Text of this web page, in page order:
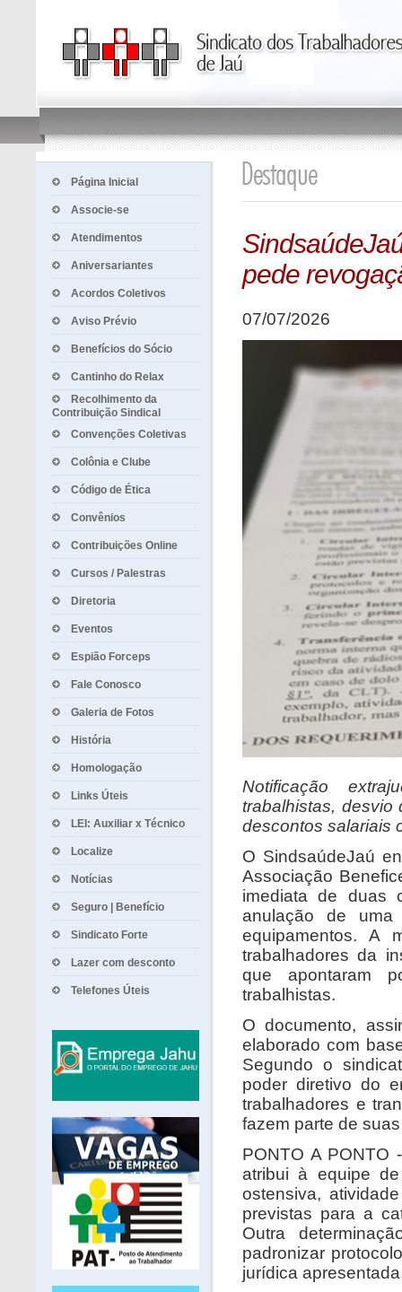
Página Inicial
Associe-se
Atendimentos
Aniversariantes
Acordos Coletivos
Aviso Prévio
Benefícios do Sócio
Cantinho do Relax
Recolhimento da
Contribuição Sindical
Convenções Coletivas
Colônia e Clube
Código de Ética
Convênios
Contribuições Online
Cursos / Palestras
Diretoria
Eventos
Espião Forceps
Fale Conosco
Galeria de Fotos
História
Homologação
Links Úteis
LEI: Auxiliar x Técnico
Localize
Notícias
Seguro | Benefício
Sindicato Forte
Lazer com desconto
Telefones Úteis
pede
07/07/2026
Notificação
trabalhistas, desvio
descontos salariais
O SindsaúdeJaú
Associação
imediata de duas
anulação de
equipamentos. A
trabalhadores da
que apontaram
trabalhistas.
O documento,
elaborado com
Segundo o
poder diretivo do
trabalhadores e
fazem parte de
PONTO A PONTO
atribui à equipe
ostensiva,
previstas para a
Outra
padronizar
jurídica